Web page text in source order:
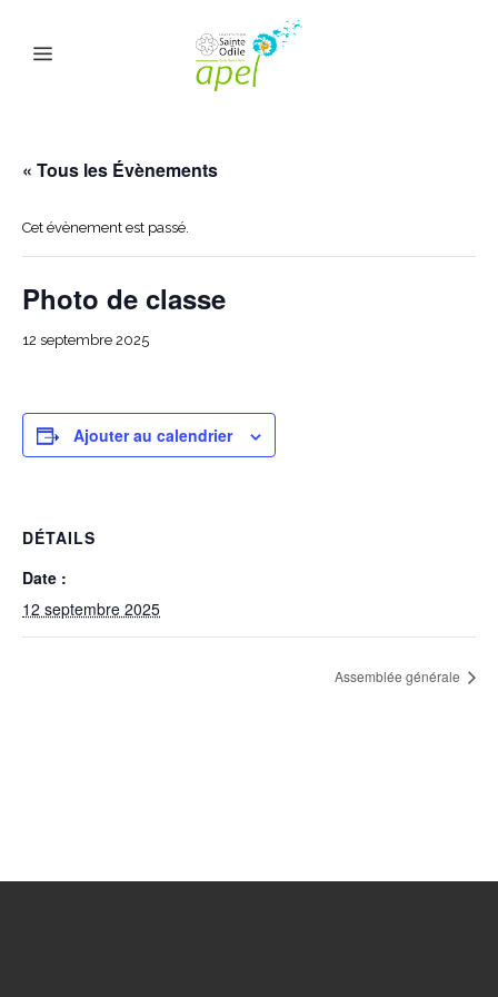
« Tous les Évènements
Cet évènement est passé.
Photo de classe
12 septembre 2025
Ajouter au calendrier
DÉTAILS
Date :
12 septembre 2025
Assemblée générale